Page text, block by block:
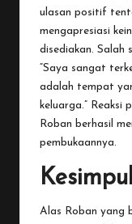
ulasan positif
mengapresiasi
disediakan. Salah
“Saya sangat
adalah tempat
keluarga.” Reaksi
Roban berhasil
pembukaannya.
Alas Roban yang